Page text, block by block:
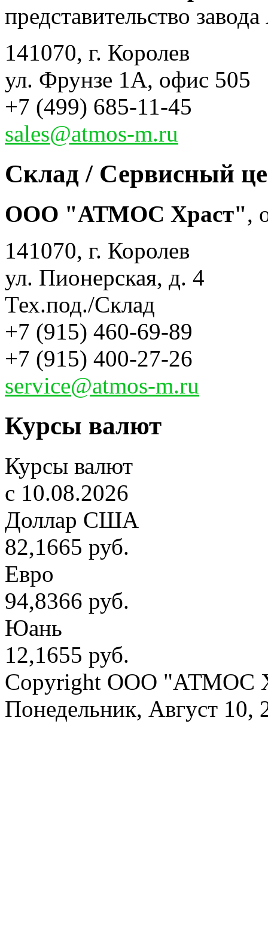
представительство
141070, г. Королев
ул. Фрунзе 1А, офис 505
+7 (499) 685-11-45
sales@atmos-m.ru
Склад / Сервисный
ООО "АТМОС Храст",
141070, г. Королев
ул. Пионерская, д. 4
Тех.под./Склад
+7 (915) 460-69-89
+7 (915) 400-27-26
service@atmos-m.ru
Курсы валют
Курсы валют
c 10.08.2026
Доллар США
82,1665 руб.
Евро
94,8366 руб.
Юань
12,1655 руб.
Copyright OOO "АТМОС
Понедельник, Август 10,